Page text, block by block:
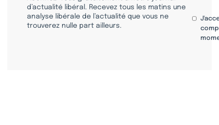
d’actualité libéral. Recevez tous les matins une
analyse libérale de l’actualité que vous ne
trouverez nulle part ailleurs.